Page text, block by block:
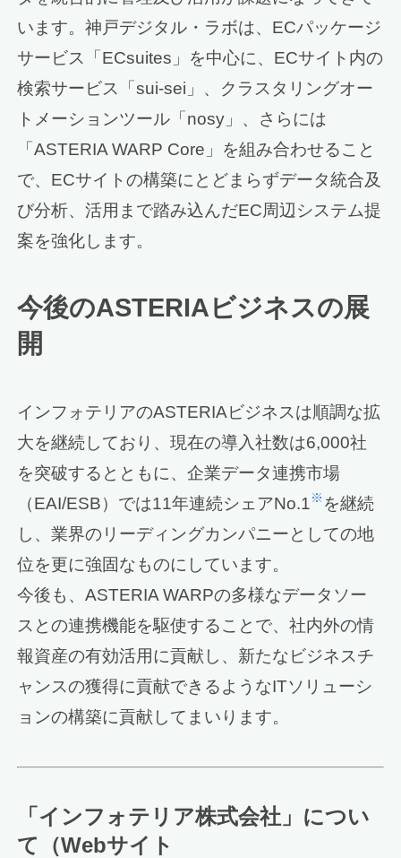
います。神戸デジタル・ラボは、ECパッケージ
サービス「ECsuites」を中心に、ECサイト内の
検索サービス「sui-sei」、クラスタリングオー
トメーションツール「nosy」、さらには
「ASTERIA WARP Core」を組み合わせること
で、ECサイトの構築にとどまらずデータ統合及
び分析、活用まで踏み込んだEC周辺システム提
案を強化します。
今後のASTERIAビジネスの展
開
インフォテリアのASTERIAビジネスは順調な拡
大を継続しており、現在の導入社数は6,000社
を突破するとともに、企業データ連携市場
（EAI/ESB）では11年連続シェアNo.1※ を継続
し、業界のリーディングカンパニーとしての地
位を更に強固なものにしています。
今後も、ASTERIA WARPの多様なデータソー
スとの連携機能を駆使することで、社内外の情
報資産の有効活用に貢献し、新たなビジネスチ
ャンスの獲得に貢献できるようなITソリューシ
ョンの構築に貢献してまいります。
「インフォテリア株式会社」につい
て（Webサイト